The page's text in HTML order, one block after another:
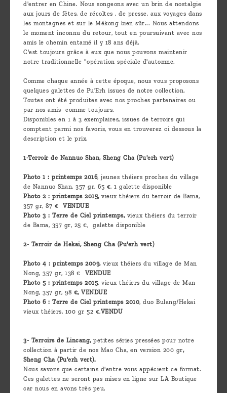
d'entrer en Chine. Nous songeons avec un brin de nostalgie
aux jours de fêtes, de récoltes , de presse, aux voyages dans
les montagnes et sur le Mékong bien sûr... Nous attendons
le moment inconnu du retour, tout en poursuivant avec nos
amis le chemin entamé il y 18 ans déjà.
C'est toujours grâce à eux que nous pouvons maintenir
notre traditionnelle "opération spéciale d'automne.
Comme chaque année à cette époque, nous vous proposons
quelques galettes de Pu'Erh issues de notre collection.
Toutes ont été produites avec nos proches partenaires ou
par nos amis- comme toujours.
Disponibles en 1 à 3 exemplaires, issues de terroirs qui
comptent parmi nos favoris, vous en trouverez ci dessous la
description et le prix.
1-Terroir de Nannuo Shan, Sheng Cha (Pu'erh vert)
Photo 1 : printemps 2016, jeunes théiers proches du village
de Nannuo Shan, 357 gr, 65 €, 1 galette disponible
Photo 2 : printemps 2015,vieux théiers du terroir de Bama,
357 gr, 87 € VENDUE
Photo 3 : Terre de Ciel printemps, vieux théiers du terroir
de Bama, 357 gr, 25 €, galette disponible
2- Terroir de Hekai, Sheng Cha (Pu'erh vert)
Photo 4 : printemps 2009,vieux théiers du village de Man
Nong, 357 gr, 138 € VENDUE
Photo 5 : printemps 2015, vieux théiers du village de Man
Nong, 357 gr, 98 €, VENDUE
Photo 6 : Terre de Ciel printemps 2010, duo Bulang/Hekai
vieux théiers, 100 gr 52 €,VENDU
3- Terroirs de Lincang,petites séries pressées pour notre
collection à partir de nos Mao Cha, en version 200 gr,
Sheng Cha (Pu'erh vert).
Nous savons que certains d'entre vous appécient ce format.
Ces galettes ne seront pas mises en ligne sur LA Boutique
car nous en avons très peu.